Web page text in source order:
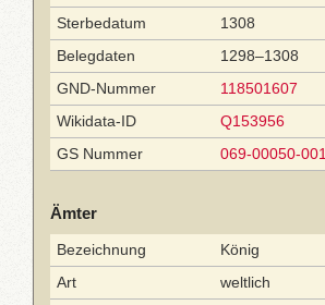
Sterbedatum
1308
Belegdaten
1298–1308
GND-Nummer
118501607
Wikidata-ID
Q153956
GS Nummer
069-00050-001
Ämter
Bezeichnung
König
Art
weltlich